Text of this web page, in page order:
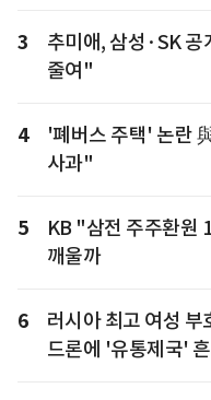
3
추미애, 삼성·SK
줄여"
4
'폐버스 주택' 논란
사과"
5
KB "삼전 주주환원
깨울까
6
러시아 최고 여성
드론에 '유통제국'